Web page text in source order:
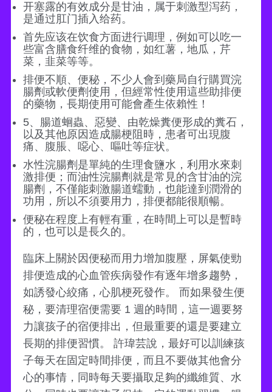
开塞露的有效成分是甘油，属于刺激型泻药，
是通过肛门插入给药。
首先应该在饮食方面进行调理，例如可以吃一
些富含膳食纤维的食物，如红薯，地瓜，芹
菜，韭菜等等。
排便不順、便秘，不少人會到藥局自行購買浣
腸劑或軟便劑使用，但經常性使用這些助排便
的藥物，長期使用可能會產生依賴性！
5、腸道蛔蟲、惡變、由乾燥糞便形成的糞石，
以及其他原因造成腸梗阻時，患者可出現腹
痛、腹脹、噁心、嘔吐等症状。
水性浣腸劑是單純的生理食鹽水，利用水來刺
激排便；而油性浣腸劑就是常見的含甘油的浣
腸劑，不僅能刺激腸道蠕動，也能達到潤滑的
功用，所以不須要用力，排便都能很順暢。
便秘在程度上有輕有重，在時間上可以是暫時
的，也可以是長久的。
臨床上關於因便秘而用力增加腹壓，屏氣使勁
排便造成的心血管疾病發作有逐年增多趨勢，
如誘發心絞痛，心肌梗死發作。 而如果發生便
秘，要清理宿便需要 1 週的時間，這一週要努
力讓孩子的宿便排出，但最重要的還是要建立
長期的排便習慣。 許瑋芸說，最好可以訓練孩
子每天在固定時間排便，而且不要做其他會分
心的事情，同時每天要攝取足夠的纖維質、水